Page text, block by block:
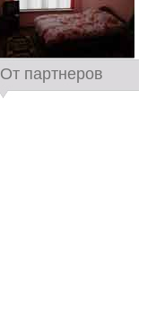
От партнеров